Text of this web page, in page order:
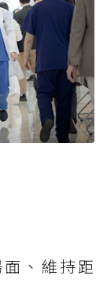
、維持距